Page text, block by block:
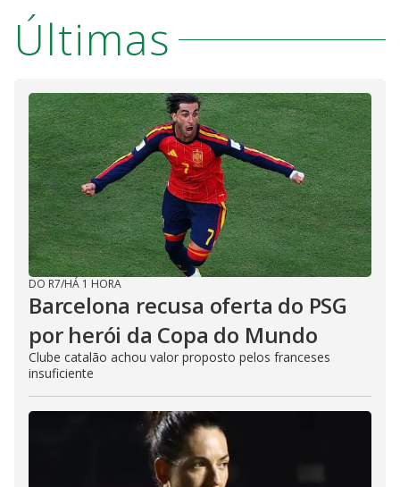
Últimas
DO R7/HÁ 1 HORA
Barcelona recusa oferta do PSG
por herói da Copa do Mundo
Clube catalão achou valor proposto pelos franceses
insuficiente